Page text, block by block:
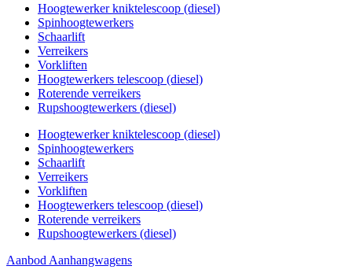
Hoogtewerker kniktelescoop (diesel)
Spinhoogtewerkers
Schaarlift
Verreikers
Vorkliften
Hoogtewerkers telescoop (diesel)
Roterende verreikers
Rupshoogtewerkers (diesel)
Hoogtewerker kniktelescoop (diesel)
Spinhoogtewerkers
Schaarlift
Verreikers
Vorkliften
Hoogtewerkers telescoop (diesel)
Roterende verreikers
Rupshoogtewerkers (diesel)
Aanbod Aanhangwagens